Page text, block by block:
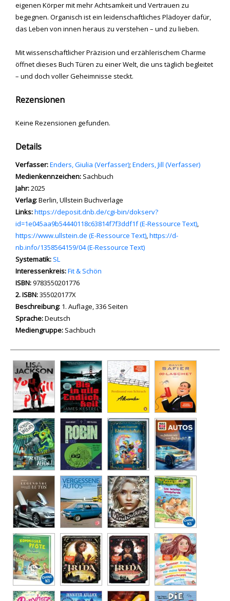
eigenen Körper mit mehr Achtsamkeit und Vertrauen zu
begegnen. Organisch ist ein leidenschaftliches Plädoyer dafür,
das Leben von innen heraus zu verstehen – und zu lieben.
Mit wissenschaftlicher Präzision und erzählerischem Charme
öffnet dieses Buch Türen zu einer Welt, die uns täglich begleitet
– und doch voller Geheimnisse steckt.
Rezensionen
Keine Rezensionen gefunden.
Details
Verfasser:Suche nach diesem Verfasser
Enders, Giulia (Verfasser); Enders, Jill (Verfasser)
Medienkennzeichen: Sachbuch
Jahr:2025
Verlag:Berlin, Ullstein Buchverlage
opens in new tab
Links:Diesen Link in neuem Tab öffnen
https://deposit.dnb.de/cgi-bin/dokserv?
id=1e045aa9b54440118c63814f7f3ddf1f (E-Ressource Text),
https://www.ullstein.de (E-Ressource Text),https://d-
nb.info/1358564159/04 (E-Ressource Text)
Systematik: Suche nach dieser Systematik
SL
Interessenkreis:Suche nach diesem Interessenskreis
Fit & Schön
ISBN:9783550201776
2. ISBN:355020177X
Beschreibung: 1. Auflage, 336 Seiten
Suche nach dieser Beteiligten Person
Sprache:Deutsch
Mediengruppe: Sachbuch